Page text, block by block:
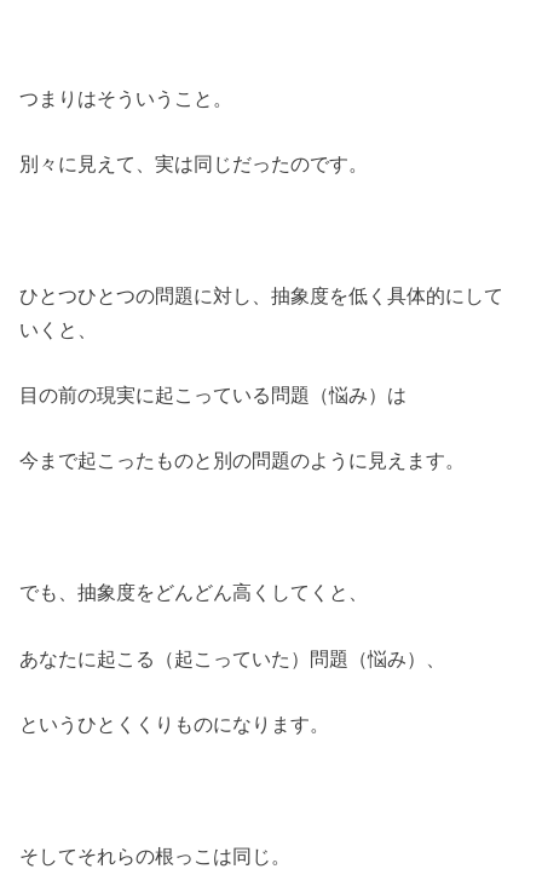
つまりはそういうこと。
別々に見えて、実は同じだったのです。
ひとつひとつの問題に対し、抽象度を低く具体的にして
いくと、
目の前の現実に起こっている問題（悩み）は
今まで起こったものと別の問題のように見えます。
でも、抽象度をどんどん高くしてくと、
あなたに起こる（起こっていた）問題（悩み）、
というひとくくりものになります。
そしてそれらの根っこは同じ。